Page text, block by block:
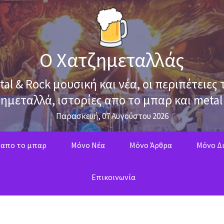
Ο Χατζημεταλλάς
& Rock μουσική και νέα, οι περιπέτειες
ιστορίες απο το μπαρ και
Παρασκευή, 07 Αυγούστου 2026
απο το μπαρ Mόνο Νέα Mόνο Άρθρα Μόνο
Επικοινωνία